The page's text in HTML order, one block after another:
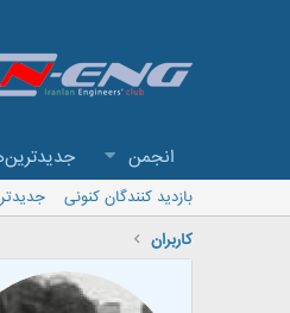
انجمن
بازدید کنندگان کنونی
کاربران